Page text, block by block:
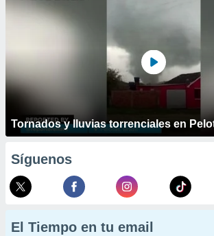
Tornados y lluvias torrenciales en
Síguenos
El Tiempo en tu email